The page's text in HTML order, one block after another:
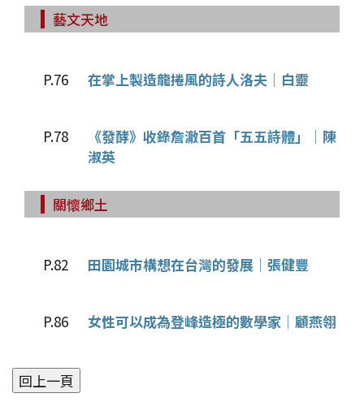
藝文天地
P.76 在掌上製造龍捲風的詩人洛夫│白靈
P.78
《發酵》收錄詹澈百首「五五詩體」│陳
淑英
關懷鄉土
P.82 田園城市構想在台灣的發展│張健豐
P.86 女性可以成為登峰造極的數學家│顧燕翎